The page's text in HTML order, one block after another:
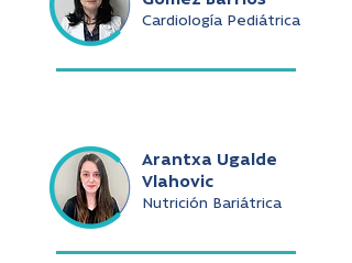
Cardiología Pediátrica
Arantxa Ugalde
Vlahovic
Nutrición Bariátrica